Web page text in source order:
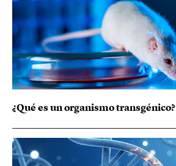
¿Qué es un organismo transgénico?